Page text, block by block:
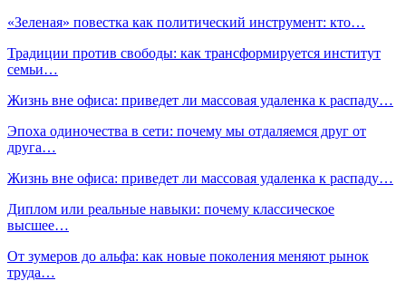
«Зеленая» повестка как политический инструмент: кто…
Традиции против свободы: как трансформируется институт
семьи…
Жизнь вне офиса: приведет ли массовая удаленка к распаду…
Эпоха одиночества в сети: почему мы отдаляемся друг от
друга…
Жизнь вне офиса: приведет ли массовая удаленка к распаду…
Диплом или реальные навыки: почему классическое
высшее…
От зумеров до альфа: как новые поколения меняют рынок
труда…